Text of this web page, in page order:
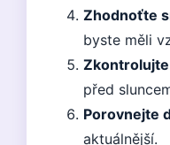
Zhodnoťte
byste měli
před
Porovnejte
aktuálnější.